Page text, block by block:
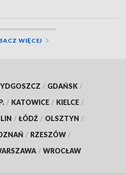
WIĘCEJ
/ GDAŃSK /
/ KATOWICE / KIELCE /
/ ŁÓDŹ / OLSZTYN /
/ RZESZÓW /
/ WROCŁAW